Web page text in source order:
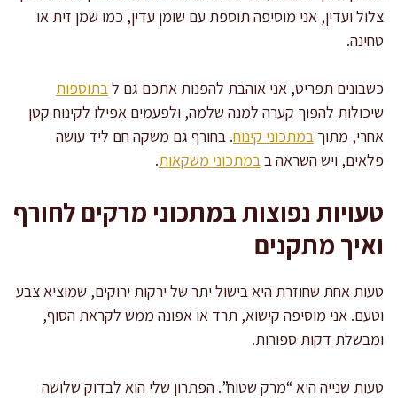
צלול ועדין, אני מוסיפה תוספת עם שומן עדין, כמו שמן זית או
טחינה.
כשבונים תפריט, אני אוהבת להפנות אתכם גם לבתוספות
שיכולות להפוך קערה למנה שלמה, ולפעמים אפילו לקינוח קטן
אחרי, מתוך במתכוני קינוח. בחורף גם משקה חם ליד עושה
פלאים, ויש השראה בבמתכוני משקאות.
טעויות נפוצות במתכוני מרקים לחורף
ואיך מתקנים
טעות אחת שחוזרת היא בישול יתר של ירקות ירוקים, שמוציא צבע
וטעם. אני מוסיפה קישוא, תרד או אפונה ממש לקראת הסוף,
ומבשלת דקות ספורות.
טעות שנייה היא “מרק שטוח”. הפתרון שלי הוא לבדוק שלושה